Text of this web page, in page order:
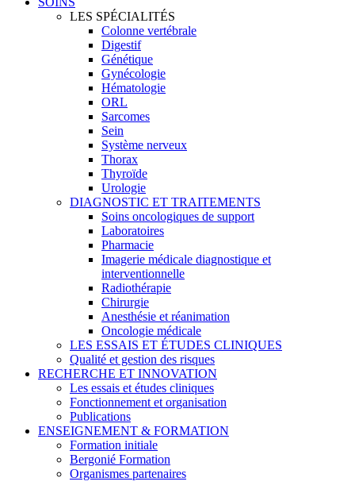
LES SPÉCIALITÉS
Colonne vertébrale
Digestif
Génétique
Gynécologie
Hématologie
ORL
Sarcomes
Sein
Système nerveux
Thorax
Thyroïde
Urologie
DIAGNOSTIC ET TRAITEMENTS
Soins oncologiques de support
Laboratoires
Pharmacie
Imagerie médicale diagnostique et
interventionnelle
Radiothérapie
Chirurgie
Anesthésie et réanimation
Oncologie médicale
LES ESSAIS ET ÉTUDES CLINIQUES
Qualité et gestion des risques
RECHERCHE ET INNOVATION
Les essais et études cliniques
Fonctionnement et organisation
Publications
ENSEIGNEMENT & FORMATION
Formation initiale
Bergonié Formation
Organismes partenaires